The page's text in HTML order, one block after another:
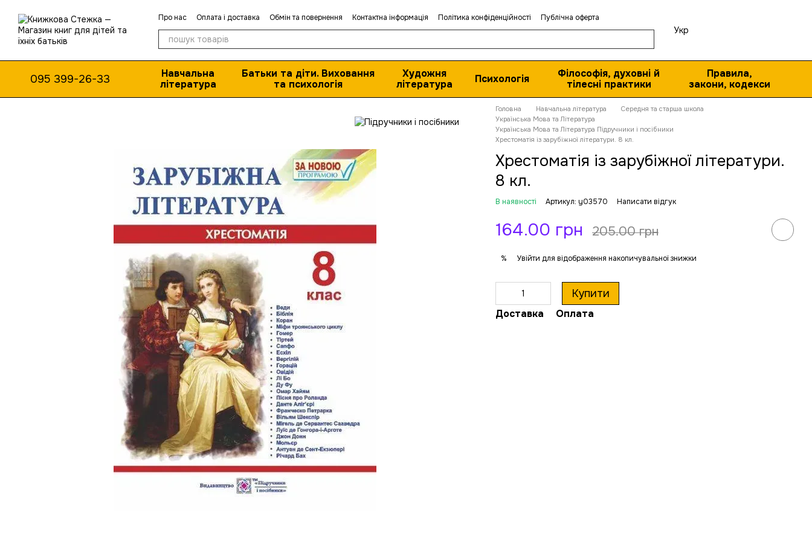
Про нас Оплата і доставка Обмін та повернення Контактна інформація Політика конфіденційності Публічна оферта
Укр
095 399-26-33
Навчальна
література
Батьки та діти. Виховання
та психологія
Художня
література
Психологія
Філософія, духовні й
тілесні практики
Правила,
закони, кодекси
Головна Навчальна література
Середня та старша школа
Українська Мова та Література
Українська Мова та Література Підручники і посібники
Хрестоматія із зарубіжної літератури. 8 кл.
Хрестоматія із зарубіжної літератури.
8 кл.
В наявності Артикул: y03570 Написати відгук
164.00 грн 205.00 грн
% Увійти для відображення накопичувальної знижки
Купити
Доставка Оплата